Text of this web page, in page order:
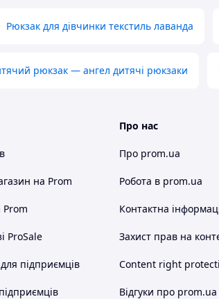
Рюкзак для дівчинки текстиль лаванда
рюкзак — ангел дитячі рюкзаки
на Prom
Prom
ProSale
підприємців
Про нас
Про prom.ua
Робота в prom.ua
Контактна
Захист прав на
Content right
Відгуки про prom.ua